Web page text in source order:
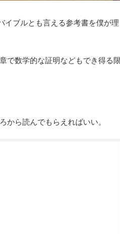
イブルとも言える参考書を僕が理
で数学的な証明などもでき得る限
から読んでもらえればいい。